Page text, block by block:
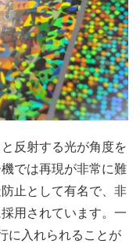
反射する光が角度を
では再現が非常に難
止として有名で、非
用されています。一
に入れられることが